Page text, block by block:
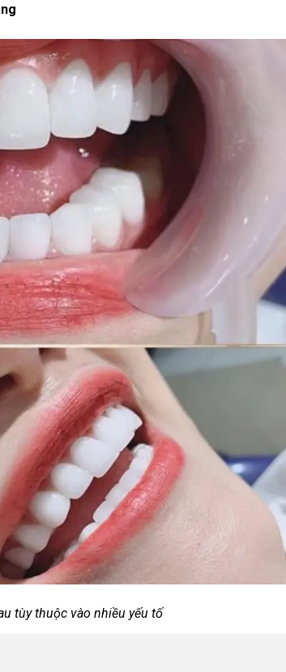
tùy thuộc vào nhiều yếu tố